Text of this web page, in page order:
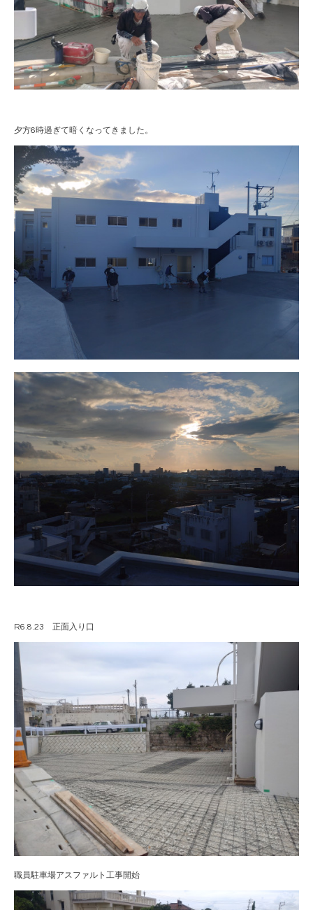
夕方6時過ぎて暗くなってきました。
R6.8.23 正面入り口
職員駐車場アスファルト工事開始